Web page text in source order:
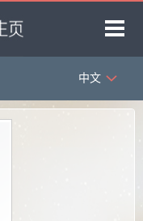
首页
中文